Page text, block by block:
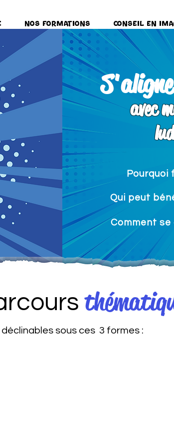
Nos formations Conseil en
avec
Pourquoi
Qui peut
Comment se
sous ces 3 formes :